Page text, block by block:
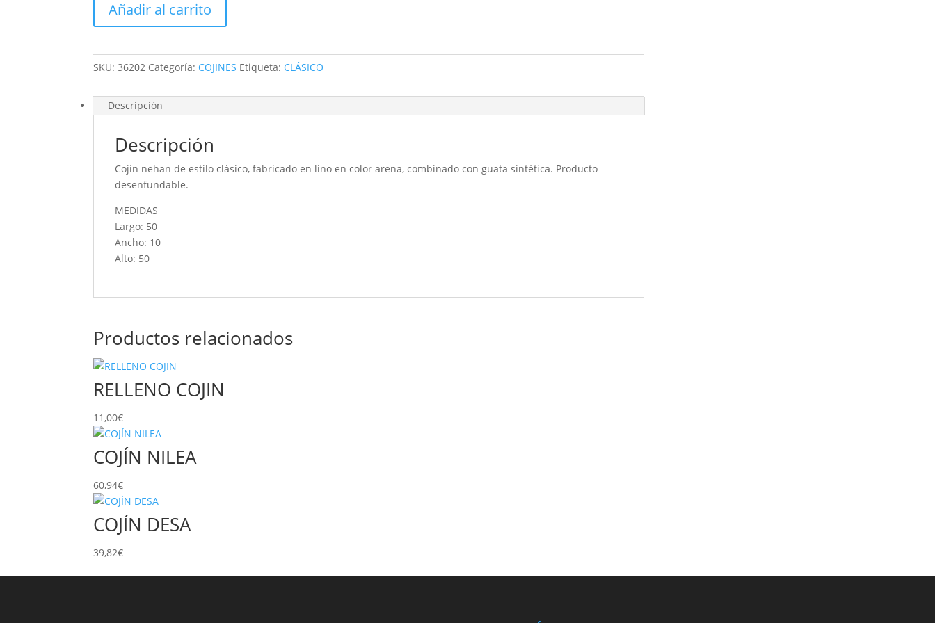
Añadir al carrito
SKU:36202 Categoría: COJINES Etiqueta: CLÁSICO
Descripción
Descripción
Cojín nehan de estilo clásico, fabricado en lino en color arena, combinado con guata sintética. Producto
desenfundable.
MEDIDAS
Largo: 50
Ancho: 10
Alto: 50
Productos relacionados
RELLENO COJIN
11,00€
COJÍN NILEA
60,94€
COJÍN DESA
39,82€